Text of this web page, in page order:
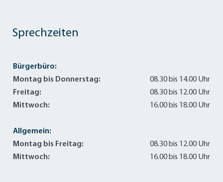
Sprechzeiten
Bürgerbüro:
Montag bis Donnerstag:
08.30 bis 14.00 Uhr
Freitag:
08.30 bis 12.00 Uhr
Mittwoch:
16.00 bis 18.00 Uhr
Allgemein:
Montag bis Freitag:
08.30 bis 12.00 Uhr
Mittwoch:
16.00 bis 18.00 Uhr